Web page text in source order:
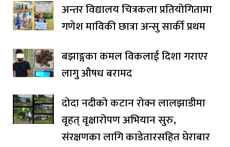
अन्तर विद्यालय चित्रकला प्रतियोगितामा
गणेश माविकी छात्रा अन्सु सार्की प्रथम
बझाङ्गका कमल विकलाई दिशा गराएर
लागु औषध बरामद
दोदा नदीको कटान रोक्न लालझाडीमा
वृहत् वृक्षारोपण अभियान सुरु,
संरक्षणका लागि काडेतारसहित घेराबार